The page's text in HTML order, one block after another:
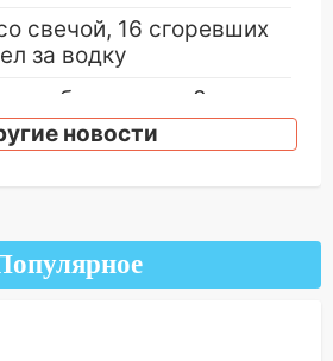
свечой, 16 сгоревших
за водку
будет днем 8
сюрприз: гороскоп
повезет с
ждет неожиданная
новости